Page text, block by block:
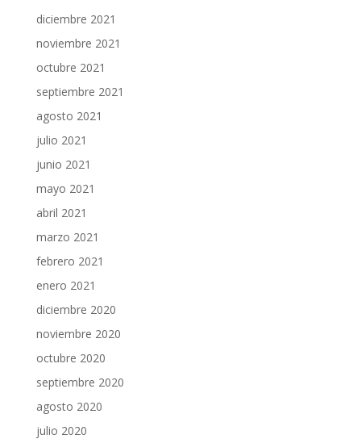
diciembre 2021
noviembre 2021
octubre 2021
septiembre 2021
agosto 2021
julio 2021
junio 2021
mayo 2021
abril 2021
marzo 2021
febrero 2021
enero 2021
diciembre 2020
noviembre 2020
octubre 2020
septiembre 2020
agosto 2020
julio 2020